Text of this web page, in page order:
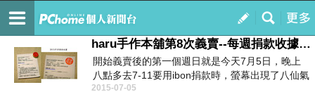
我的
訂閱
はるの手作本舖
haru手作本舖第8次義賣--每週捐款收據【義賣結束】
開始義賣後的第一個週日就是今天7月5日，晚上
八點多去7-11要用ibon捐款時，螢幕出現了八仙氣
爆募...
2015-07-05